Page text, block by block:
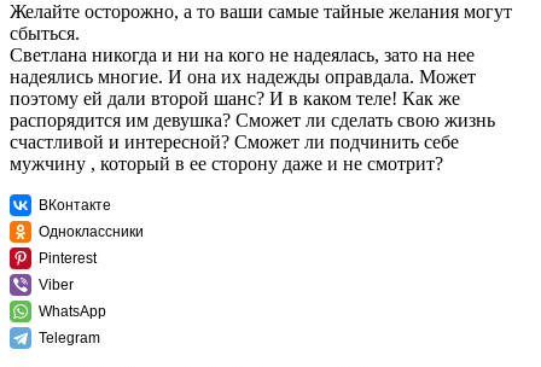
Желайте осторожно, а то ваши самые тайные желания могут
сбыться.
Светлана никогда и ни на кого не надеялась, зато на нее
надеялись многие. И она их надежды оправдала. Может
поэтому ей дали второй шанс? И в каком теле! Как же
распорядится им девушка? Сможет ли сделать свою жизнь
счастливой и интересной? Сможет ли подчинить себе
мужчину , который в ее сторону даже и не смотрит?
ВКонтакте
Одноклассники
Pinterest
Viber
WhatsApp
Telegram